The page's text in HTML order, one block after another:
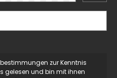
zur Kenntnis
gelesen und bin mit ihnen